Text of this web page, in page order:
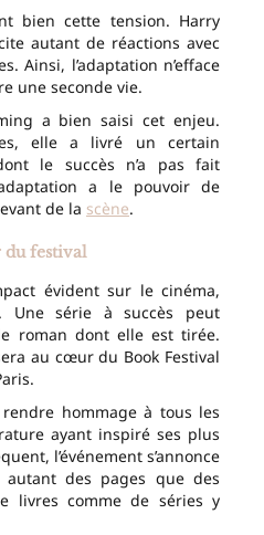
bien cette tension. Harry
autant de réactions avec
Ainsi, l’adaptation n’efface
une seconde vie.
a bien saisi cet enjeu.
elle a livré un certain
le succès n’a pas fait
a le pouvoir de
de la scène.
festival
évident sur le cinéma,
Une série à succès peut
roman dont elle est tirée.
au cœur du Book Festival
hommage à tous les
ayant inspiré ses plus
l’événement s’annonce
autant des pages que des
livres comme de séries y